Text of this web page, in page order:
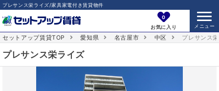
プレサンス栄ライズ/家具家電付き賃貸物件
0
お気に入り
セットアップ賃貸TOP 愛知県 名古屋市 中区 プレサンス
プレサンス栄ライズ